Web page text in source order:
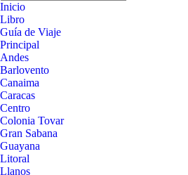
Inicio
Libro
Guía de Viaje
Principal
Andes
Barlovento
Canaima
Caracas
Centro
Colonia Tovar
Gran Sabana
Guayana
Litoral
Llanos